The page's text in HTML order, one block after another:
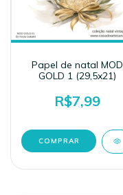
Papel de natal MOD
GOLD 1 (29,5x21)
R$7,99